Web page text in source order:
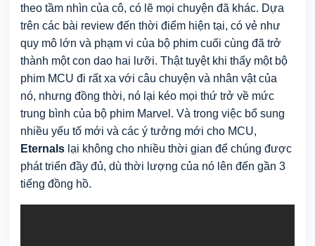
theo tầm nhìn của cô, có lẽ mọi chuyện đã khác. Dựa
trên các bài review đến thời điểm hiện tại, có vẻ như
quy mô lớn và phạm vi của bộ phim cuối cùng đã trở
thành một con dao hai lưỡi. Thật tuyệt khi thấy một bộ
phim MCU đi rất xa với câu chuyện và nhân vật của
nó, nhưng đồng thời, nó lại kéo mọi thứ trở về mức
trung bình của bộ phim Marvel. Và trong việc bổ sung
nhiều yếu tố mới và các ý tưởng mới cho MCU,
Eternals lại không cho nhiều thời gian để chúng được
phát triển đầy đủ, dù thời lượng của nó lên đến gần 3
tiếng đồng hồ.